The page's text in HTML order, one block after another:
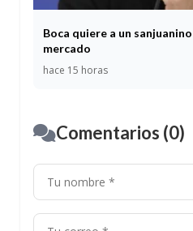
Boca quiere a un
mercado
hace 15 horas
Comentarios (0)